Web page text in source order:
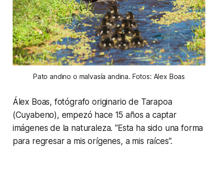
Pato andino o malvasía andina. Fotos: Alex Boas
Álex Boas, fotógrafo originario de Tarapoa
(Cuyabeno), empezó hace 15 años a captar
imágenes de la naturaleza. “Esta ha sido una forma
para regresar a mis orígenes, a mis raíces”.